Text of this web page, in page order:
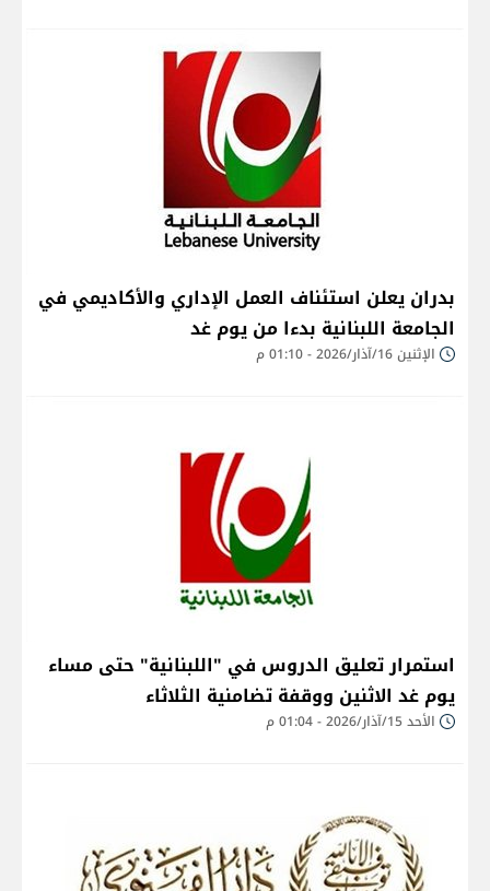
بدران يعلن استئناف العمل الإداري والأكاديمي في
الجامعة اللبنانية بدءا من يوم غد
الإثنين 16/آذار/2026 - 01:10 م
استمرار تعليق الدروس في "اللبنانية" حتى مساء
يوم غد الاثنين ووقفة تضامنية الثلاثاء
الأحد 15/آذار/2026 - 01:04 م